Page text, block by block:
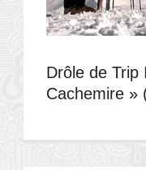
Drôle de Trip
Cachemire »